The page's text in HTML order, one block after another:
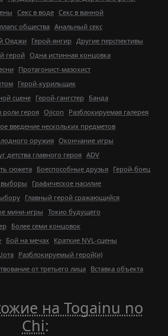
Секс в воде Секс в ванной
общества Анальный секс
Ояджи Герой-янгир Другие перспективы
герой Одна истинная концовка
Протагонист-мазохист
Герой-курильщик
сцене Герой-гангстер
Банда
роли героя Ojicon
Разблокируемая галерея
введение нескольких предметов
оружия Окончание игры
детства главного героя ADV
сюжета Боеспособные друзья Герой-боец
выборы
Графическое насилие
Главный герой сражающийся
мини-игры Токио будущего
Более семи концовок
Бой на мечах Краткие NVL-сцены
Разблокируемый герой(и)
от третьего лица
Вставка объекта
на Togainu no
Chi: